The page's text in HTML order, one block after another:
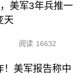
美军3年兵推一
天
阅读 16632
！美军报告称中